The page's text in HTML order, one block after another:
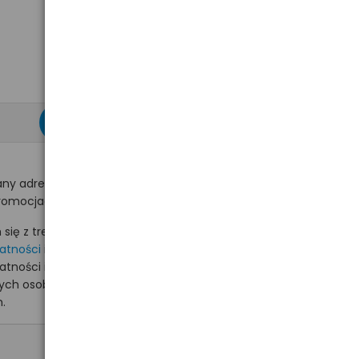
adres e-mail
na hurt.com.pl.
z treścią i akceptuję
i wyrażam zgodę
osobowych na